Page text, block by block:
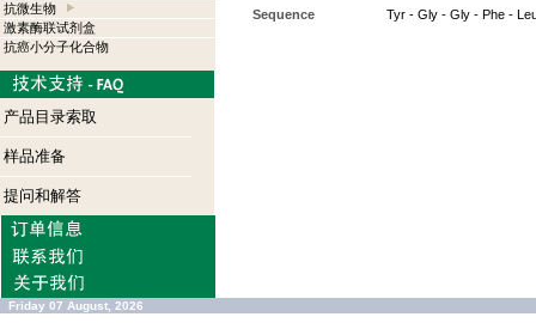
抗微生物
激素酶联试剂盒
抗癌小分子化合物
产品目录索取
样品准备
提问和解答
Sequence Tyr - Gly - Gly - Phe -
Friday 07 August, 2026